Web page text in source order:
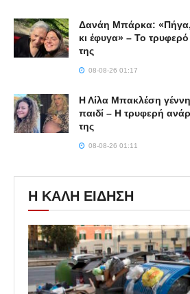
Δανάη Μπάρκα: «Πήγα,
κι έφυγα» – Το τρυφερό
της
08-08-26 01:17
Η Λίλα Μπακλέση
παιδί – Η τρυφερή
της
08-08-26 01:11
Η ΚΑΛΗ ΕΙΔΗΣΗ